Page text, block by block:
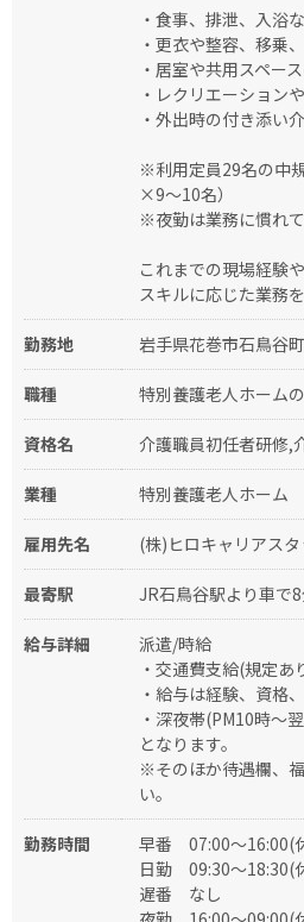
・食事、排泄、入浴
・更衣や整容、移乗
・居室や共用スペー
・レクリエーション
・外出時の付き添い
※利用定員29名の中
×9～10名）
※夜勤は業務に慣れ
これまでの現場経験
スキルに応じた業務
勤務地 岩手県花巻市石鳥谷町
職種 特別養護老人ホーム
資格名 介護職員初任者研修,
業種 特別養護老人ホーム
雇用先名 (株)ヒロキャリアスタ
最寄駅 JR石鳥谷駅より車で
給与詳細
派遣/時給
・交通費支給(規定あ
・給与は経験、資格
・深夜帯(PM10時～
となります。
※そのほか待遇欄、
い。
勤務時間 早番
07:00～16:00(
日勤
09:30～18:30(
遅番
なし